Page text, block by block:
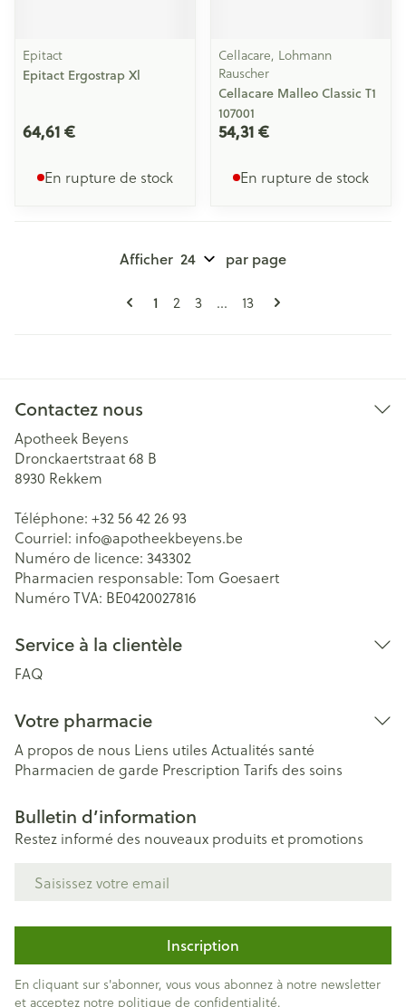
Epitact
Epitact Ergostrap Xl
64,61 €
En rupture de stock
Cellacare, Lohmann
Rauscher
Cellacare Malleo Classic T1
107001
54,31 €
En rupture de stock
Vous lisez actuellement la page
1 Page
2 Page
3 ... Page
13
Afficher par page
Contactez nous
Apotheek Beyens
Dronckaertstraat 68 B
8930 Rekkem
Téléphone: +32 56 42 26 93
Courriel: info@apotheekbeyens.be
Numéro de licence: 343302
Pharmacien responsable: Tom Goesaert
Numéro TVA: BE0420027816
Service à la clientèle
FAQ
Votre pharmacie
A propos de nous Liens utiles Actualités santé
Pharmacien de garde Prescription Tarifs des soins
Bulletin d’information
Restez informé des nouveaux produits et promotions
Inscription
En cliquant sur s'abonner, vous vous abonnez à notre newsletter
et acceptez notre politique de confidentialité.